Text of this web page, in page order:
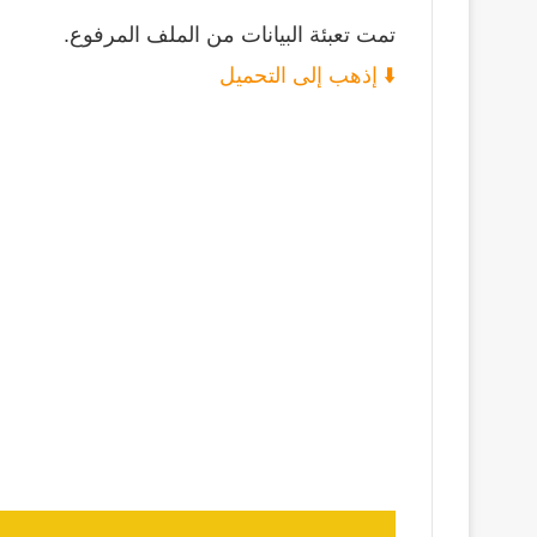
تمت تعبئة البيانات من الملف المرفوع.
⬇️ إذهب إلى التحميل